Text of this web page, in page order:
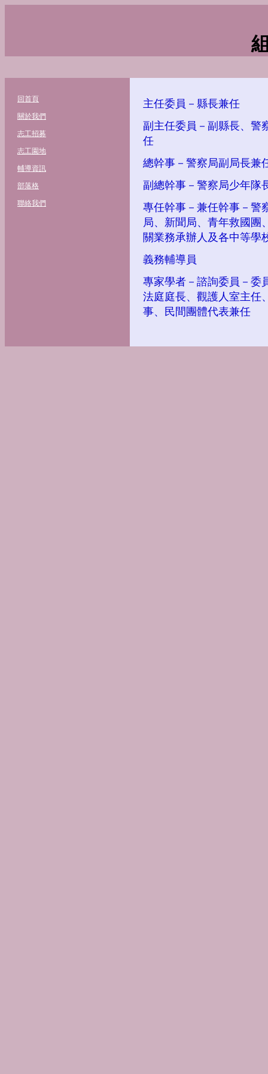
回首頁
關於我們
志工招募
志工園地
輔導資訊
部落格
聯絡我們
主任委員－縣長兼任
副主任委員－副縣長、警
任
總幹事－警察局副局長兼
副總幹事－警察局少年隊
專任幹事－兼任幹事－警
局、新聞局、青年救國團
關業務承辦人及各中等學
義務輔導員
專家學者－諮詢委員－委
法庭庭長、觀護人室主任
事、民間團體代表兼任